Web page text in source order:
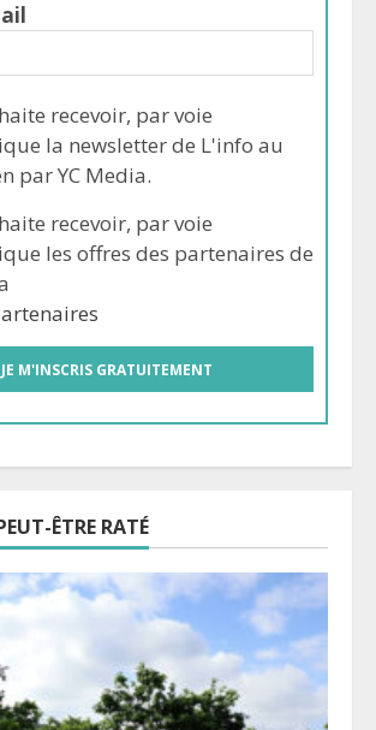
recevoir, par voie
la newsletter de L'info au
par YC Media.
recevoir, par voie
les offres des partenaires de
ÊTRE RATÉ